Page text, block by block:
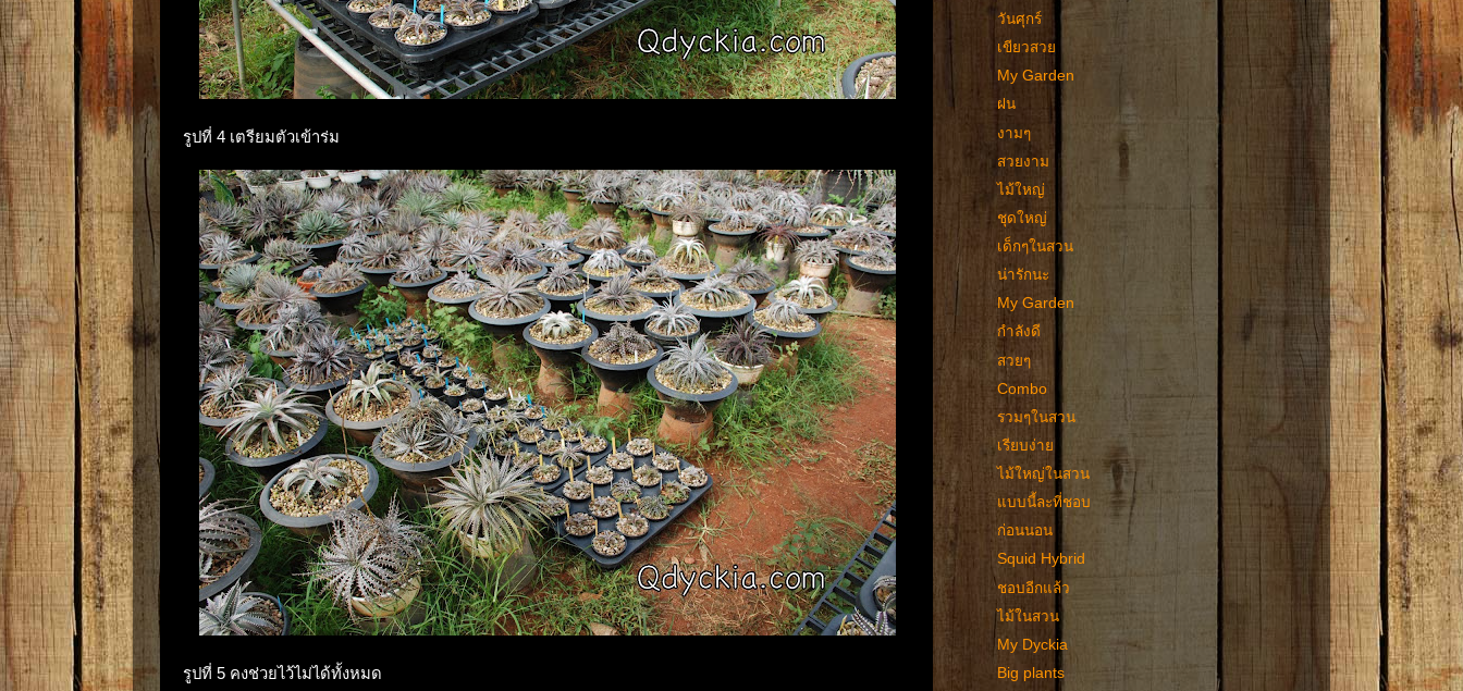
รูปที่ 4 เตรียมตัวเข้าร่ม
รูปที่ 5 คงช่วยไว้ไม่ได้ทั้งหมด
วันศุกร์
เขียวสวย
My Garden
ฝน
งามๆ
สวยงาม
ไม้ใหญ่
ชุดใหญ่
เด็กๆในสวน
น่ารักนะ
My Garden
กำลังดี
สวยๆ
Combo
รวมๆในสวน
เรียบง่าย
ไม้ใหญ่ในสวน
แบบนี้ละที่ชอบ
ก่อนนอน
Squid Hybrid
ชอบอีกแล้ว
ไม้ในสวน
My Dyckia
Big plants